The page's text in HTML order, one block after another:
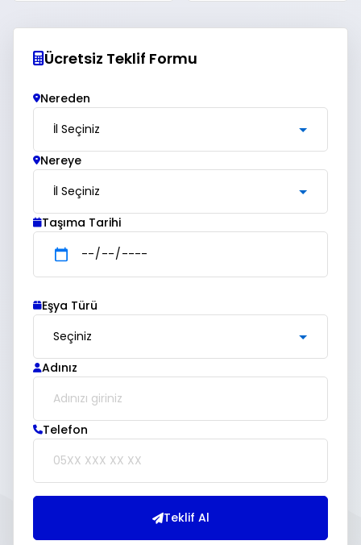
Ücretsiz Teklif Formu
Nereden
Nereye
Taşıma Tarihi
Eşya Türü
Adınız
Telefon
Teklif Al